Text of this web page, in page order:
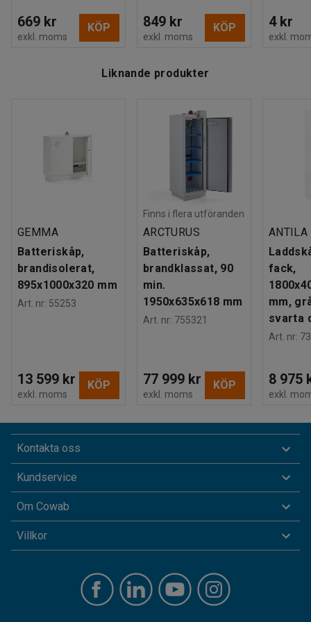
669 kr
exkl. moms
KÖP 849 kr
exkl. moms
KÖP 4 kr
exkl.
Liknande produkter
GEMMA
Batteriskåp,
brandisolerat,
895x1000x320 mm
Art. nr: 55253
13 599 kr
exkl. moms
KÖP
Finns i flera utföranden
ARCTURUS
Batteriskåp,
brandklassat, 90
min.
1950x635x618 mm
Art. nr: 755321
77 999 kr
exkl. moms
KÖP
ANTILA
fack,
mm,
svarta
Art. nr:
8 975
exkl.
Kontakta oss
Kundservice
Om Cowab
Villkor